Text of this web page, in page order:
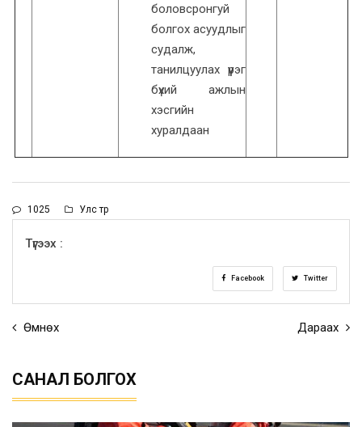
боловсронгуй
болгох асуудлыг
судалж,
танилцуулах үүрэг
бүхий ажлын
хэсгийн
хуралдаан
1025 Улс төр
Түгээх :
Facebook Twitter
Өмнөх Дараах
САНАЛ БОЛГОХ